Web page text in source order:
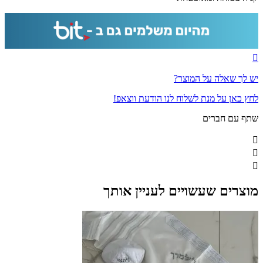
יש לך שאלה על המוצר?
לחץ כאן על מנת לשלוח לנו הודעת ווצאפ!
שתף עם חברים
מוצרים שעשויים לעניין אותך